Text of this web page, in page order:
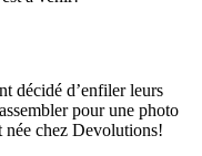
décidé d’enfiler leurs
pour une photo
chez Devolutions!